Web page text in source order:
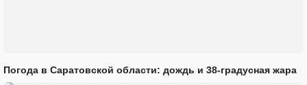
Погода в Саратовской области: дождь и 38-градусная жара